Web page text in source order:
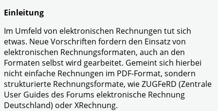
Einleitung
Im Umfeld von elektronischen Rechnungen tut sich
etwas. Neue Vorschriften fordern den Einsatz von
elektronischen Rechnungsformaten, auch an den
Formaten selbst wird gearbeitet. Gemeint sich hierbei
nicht einfache Rechnungen im PDF-Format, sondern
strukturierte Rechnungsformate, wie ZUGFeRD (Zentrale
User Guides des Forums elektronische Rechnung
Deutschland) oder XRechnung.